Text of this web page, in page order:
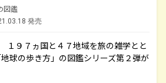
図鑑
発売
１９７ヵ国と４７地域を旅の雑学とと
球の歩き方」の図鑑シリーズ第２弾が